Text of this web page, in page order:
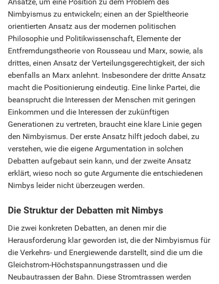
Nimbyismus zu entwickeln; einen an der Spieltheorie
orientierten Ansatz aus der modernen politischen
Philosophie und Politikwissenschaft, Elemente der
Entfremdungstheorie von Rousseau und Marx, sowie, als
drittes, einen Ansatz der Verteilungsgerechtigkeit, der sich
ebenfalls an Marx anlehnt. Insbesondere der dritte Ansatz
macht die Positionierung eindeutig. Eine linke Partei, die
beansprucht die Interessen der Menschen mit geringen
Einkommen und die Interessen der zukünftigen
Generationen zu vertreten, braucht eine klare Linie gegen
den Nimbyismus. Der erste Ansatz hilft jedoch dabei, zu
verstehen, wie die eigene Argumentation in solchen
Debatten aufgebaut sein kann, und der zweite Ansatz
erklärt, wieso noch so gute Argumente die entschiedenen
Nimbys leider nicht überzeugen werden.
Die Struktur der Debatten mit Nimbys
Die zwei konkreten Debatten, an denen mir die
Herausforderung klar geworden ist, die der Nimbyismus für
die Verkehrs- und Energiewende darstellt, sind die um die
Gleichstrom-Höchstspannungstrassen und die
Neubautrassen der Bahn. Diese Stromtrassen werden